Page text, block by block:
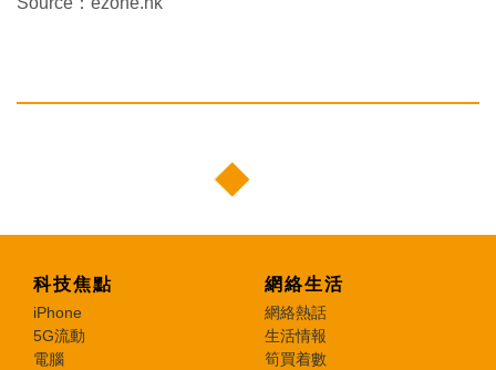
科技焦點
iPhone
5G流動
電腦
網絡生活
網絡熱話
生活情報
筍買着數